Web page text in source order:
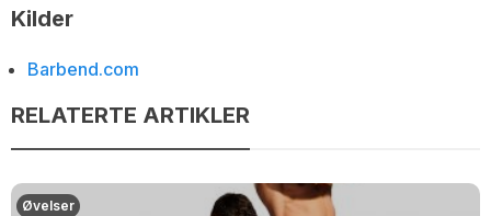
Kilder
Barbend.com
RELATERTE ARTIKLER
Øvelser